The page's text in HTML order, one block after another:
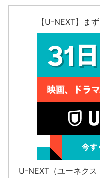
【U-NEXT】ま
U-NEXT（ユーネクス